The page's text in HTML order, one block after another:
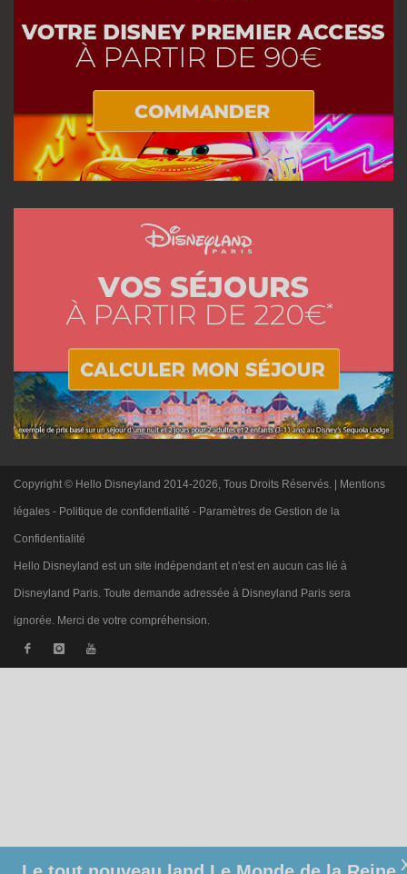
Copyright © Hello Disneyland 2014-2026, Tous Droits Réservés. | Mentions
légales - Politique de confidentialité - Paramètres de Gestion de la
Confidentialité
Hello Disneyland est un site indépendant et n'est en aucun cas lié à
Disneyland Paris. Toute demande adressée à Disneyland Paris sera
ignorée. Merci de votre compréhension.